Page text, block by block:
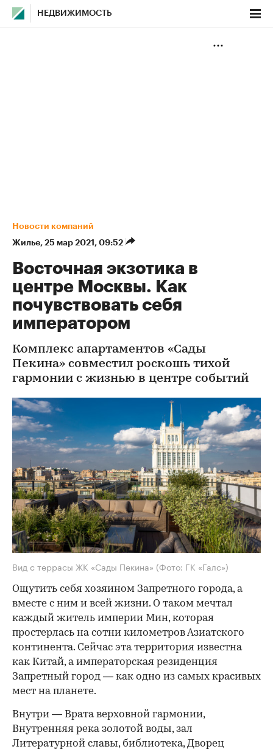
НЕДВИЖИМОСТЬ
Новости компаний
Жилье⁠, 25 мар 2021, 09:52
Восточная экзотика в
центре Москвы. Как
почувствовать себя
императором
Комплекс апартаментов «Сады
Пекина» совместил роскошь тихой
гармонии с жизнью в центре событий
Вид с террасы ЖК «Сады Пекина» (Фото: ГК «Галс»)
Ощутить себя хозяином Запретного города, а
вместе с ним и всей жизни. О таком мечтал
каждый житель империи Мин, которая
простерлась на сотни километров Азиатского
континента. Сейчас эта территория известна
как Китай, а императорская резиденция
Запретный город — как одно из самых красивых
мест на планете.
Внутри — Врата верховной гармонии,
Внутренняя река золотой воды, зал
Литературной славы, библиотека, Дворец